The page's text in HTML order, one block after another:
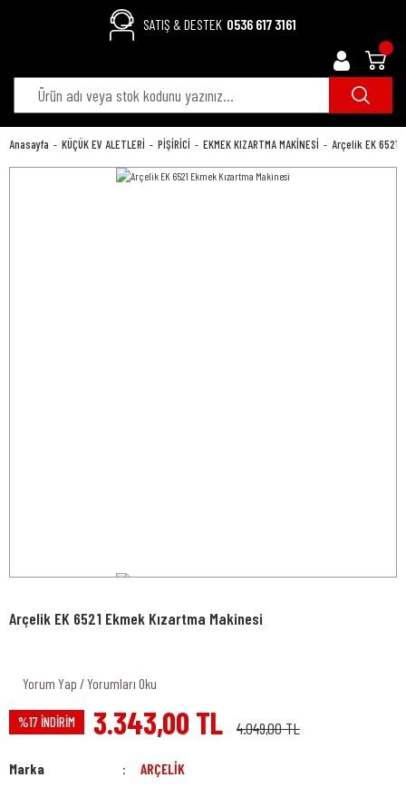
SATIŞ & DESTEK 0536 617 3161
Anasayfa KÜÇÜK EV ALETLERİ PİŞİRİCİ EKMEK KIZARTMA MAKİNESİ Arçelik EK 6521
Arçelik EK 6521 Ekmek Kızartma Makinesi
Yorum Yap / Yorumları Oku
%17 İNDİRİM 3.343,00 TL 4.049,00 TL
Marka
ARÇELİK